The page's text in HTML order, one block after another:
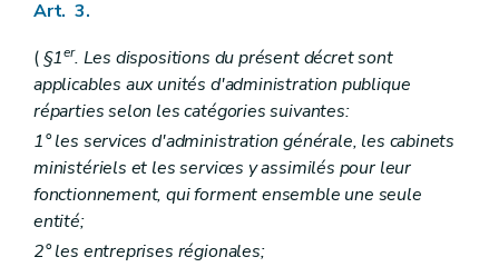
Art. 3.
( §1er. Les dispositions du présent décret sont
applicables aux unités d'administration publique
réparties selon les catégories suivantes:
1° les services d'administration générale, les cabinets
ministériels et les services y assimilés pour leur
fonctionnement, qui forment ensemble une seule
entité;
2° les entreprises régionales;